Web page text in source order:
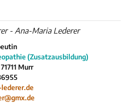
- Ana-Maria Lederer
(Zusatzausbildung)
Murr